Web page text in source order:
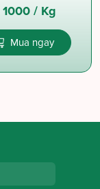
1000 / Kg
Mua ngay